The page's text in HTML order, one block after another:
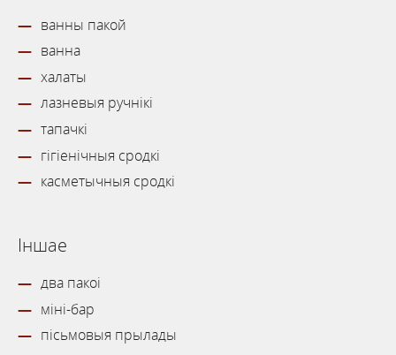
ванны пакой
ванна
халаты
лазневыя ручнікі
тапачкі
гігіенічныя сродкі
касметычныя сродкі
Іншае
два пакоі
міні-бар
пісьмовыя прылады